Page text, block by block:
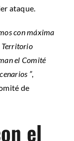
ataque.
con máxima
Territorio
el Comité
”,
de
el